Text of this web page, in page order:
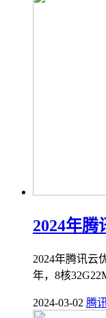
2024年腾
2024年腾讯云
年，8核
2024-03-02 腾